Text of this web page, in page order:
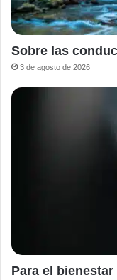
Sobre las
3 de agosto de 2026
Para el